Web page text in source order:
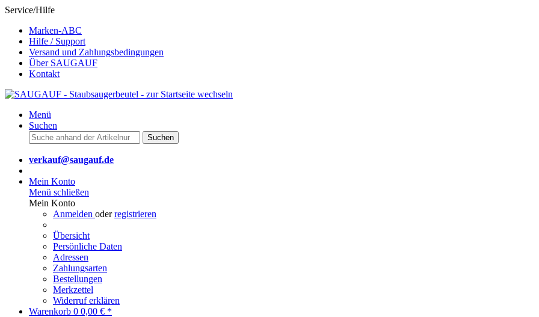
Service/Hilfe
Marken-ABC
Hilfe / Support
Versand und Zahlungsbedingungen
Über SAUGAUF
Kontakt
Menü
Suchen
Suchen
verkauf@saugauf.de
Mein Konto
Menü schließen
Mein Konto
Anmelden oderregistrieren
Übersicht
Persönliche Daten
Adressen
Zahlungsarten
Bestellungen
Merkzettel
Widerruf erklären
Warenkorb 0 0,00 € *